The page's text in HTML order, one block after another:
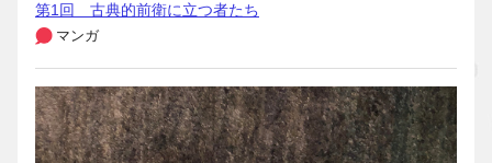
第1回 古典的前衛に立つ者たち
マンガ